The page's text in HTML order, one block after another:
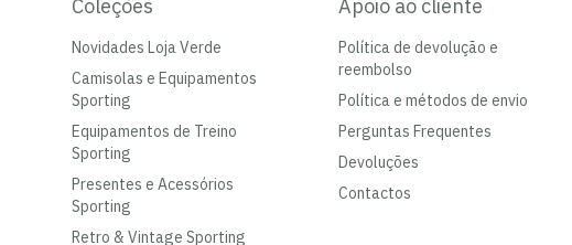
Coleções
Novidades Loja Verde
Camisolas e Equipamentos
Sporting
Equipamentos de Treino
Sporting
Presentes e Acessórios
Sporting
Retro & Vintage Sporting
Apoio ao cliente
Política de devolução e
reembolso
Política e métodos de envio
Perguntas Frequentes
Devoluções
Contactos